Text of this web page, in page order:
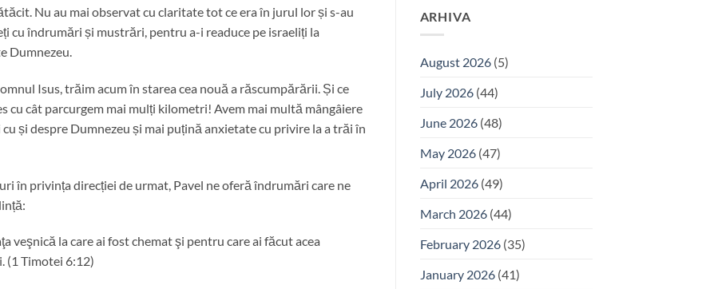
Nu au mai observat cu claritate tot ce era în jurul lor și s-au
cu îndrumări și mustrări, pentru a-i readuce pe israeliți la
Dumnezeu.
Isus, trăim acum în starea cea nouă a răscumpărării. Și ce
cu cât parcurgem mai mulți kilometri! Avem mai multă mângâiere
și despre Dumnezeu și mai puțină anxietate cu privire la a trăi în
în privința direcției de urmat, Pavel ne oferă îndrumări care ne
veşnică la care ai fost chemat şi pentru care ai făcut acea
(1 Timotei 6:12)
ARHIVA
August 2026(5)
July 2026(44)
June 2026(48)
May 2026(47)
April 2026(49)
March 2026(44)
February 2026(35)
January 2026(41)